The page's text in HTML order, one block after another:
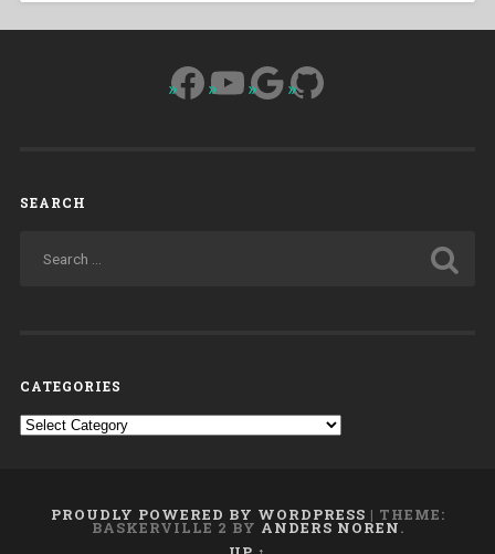
Facebook
YouTube
Google
GitHub
SEARCH
CATEGORIES
Categories
PROUDLY POWERED BY WORDPRESS | THEME:
BASKERVILLE 2 BY ANDERS NOREN.